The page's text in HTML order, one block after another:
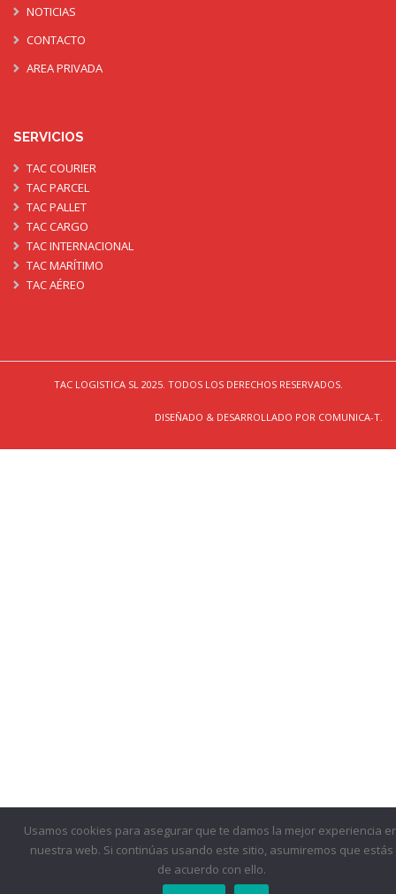
NOTICIAS
CONTACTO
AREA PRIVADA
SERVICIOS
TAC COURIER
TAC PARCEL
TAC PALLET
TAC CARGO
TAC INTERNACIONAL
TAC MARÍTIMO
TAC AÉREO
TAC LOGISTICA SL 2025. TODOS LOS DERECHOS RESERVADOS.
DISEÑADO & DESARROLLADO POR COMUNICA-T.
Usamos cookies para asegurar que te damos la mejor experiencia
nuestra web. Si continúas usando este sitio, asumiremos que estás
de acuerdo con ello.